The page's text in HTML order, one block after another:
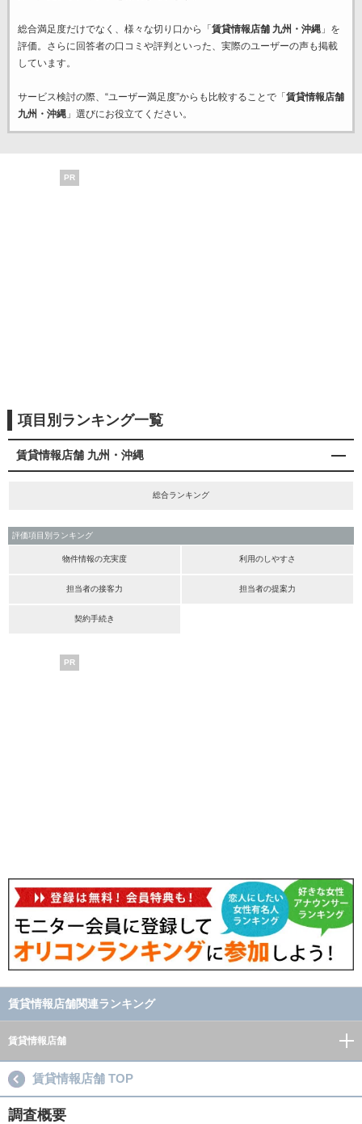
総合満足度だけでなく、様々な切り口から「 賃貸情報店舗 九州・沖縄」を
評価。さらに回答者の口コミや評判といった、実際のユーザーの声も掲載
しています。
サービス検討の際、“ユーザー満足度”からも比較することで「 賃貸情報店舗
九州・沖縄」選びにお役立てください。
PR
項目別ランキング一覧
賃貸情報店舗 九州・沖縄
総合ランキング
評価項目別ランキング
物件情報の充実度 利用のしやすさ
担当者の接客力 担当者の提案力
契約手続き
PR
賃貸情報店舗関連ランキング
賃貸情報店舗
賃貸情報店舗 TOP
調査概要